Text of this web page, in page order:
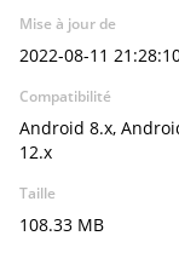
Mise à jour de
2022-08-11
Compatibilité
Android 8.x,
12.x
Taille
108.33 MB